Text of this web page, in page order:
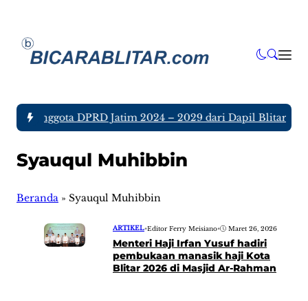
tujuh Anggota DPRD Jatim 2024 – 2029 dari Dapil Blitar dan
Syauqul Muhibbin
Beranda » Syauqul Muhibbin
ARTIKEL•Editor Ferry Meisiano• Maret 26, 2026
Menteri Haji Irfan Yusuf hadiri
pembukaan manasik haji Kota
Blitar 2026 di Masjid Ar-Rahman